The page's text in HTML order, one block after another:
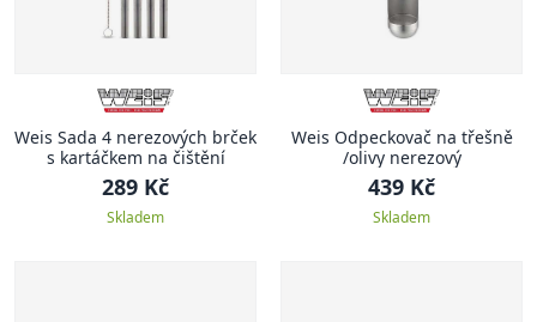
Weis Sada 4 nerezových brček
s kartáčkem na čištění
289 Kč
Skladem
Weis Odpeckovač na třešně
/olivy nerezový
439 Kč
Skladem